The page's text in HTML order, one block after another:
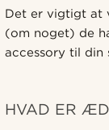
Det er vigtigt at
(om noget) de
accessory til din
HVAD ER